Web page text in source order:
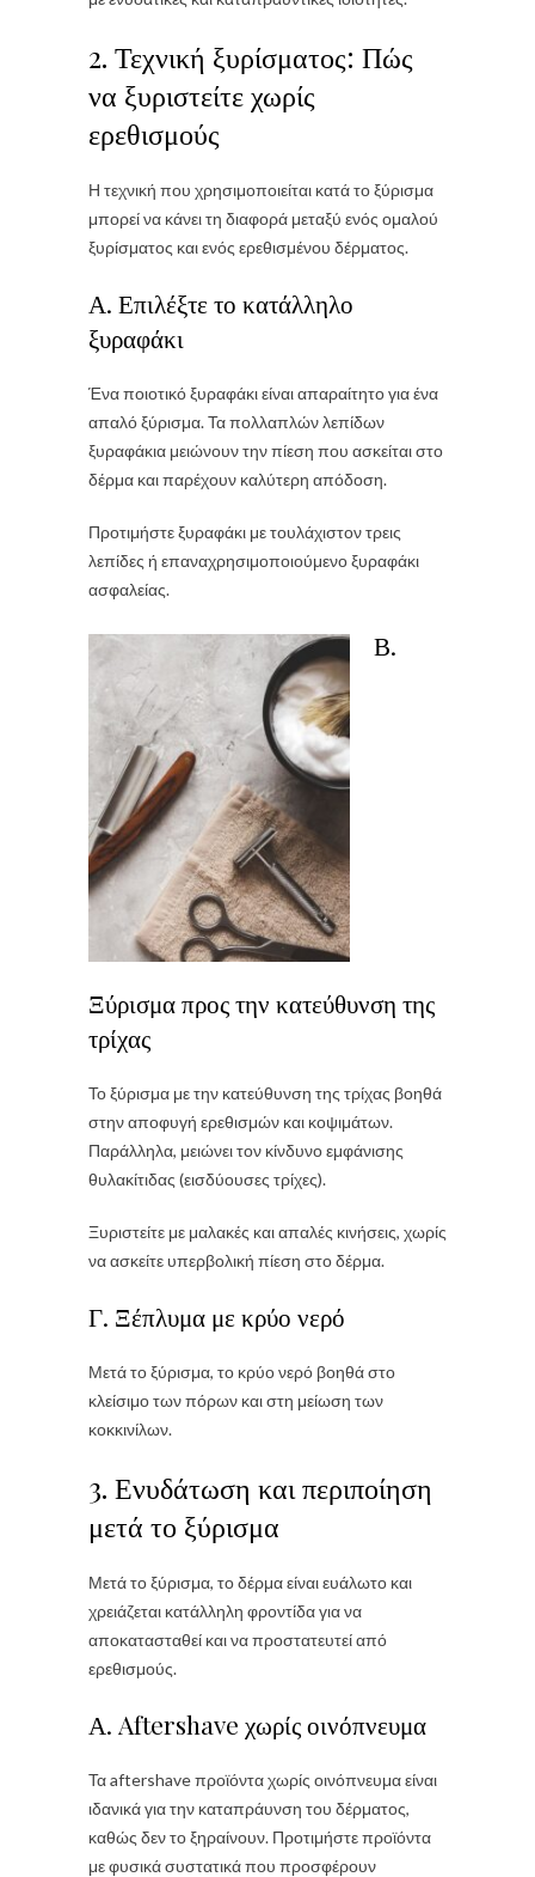
2. Τεχνική ξυρίσματος: Πώς
να ξυριστείτε χωρίς
ερεθισμούς
Η τεχνική που χρησιμοποιείται κατά το ξύρισμα
μπορεί να κάνει τη διαφορά μεταξύ ενός ομαλού
ξυρίσματος και ενός ερεθισμένου δέρματος.
Α. Επιλέξτε το κατάλληλο
ξυραφάκι
Ένα ποιοτικό ξυραφάκι είναι απαραίτητο για ένα
απαλό ξύρισμα. Τα πολλαπλών λεπίδων
ξυραφάκια μειώνουν την πίεση που ασκείται στο
δέρμα και παρέχουν καλύτερη απόδοση.
Προτιμήστε ξυραφάκι με τουλάχιστον τρεις
λεπίδες ή επαναχρησιμοποιούμενο ξυραφάκι
ασφαλείας.
Β.
Ξύρισμα προς την κατεύθυνση της
τρίχας
Το ξύρισμα με την κατεύθυνση της τρίχας βοηθά
στην αποφυγή ερεθισμών και κοψιμάτων.
Παράλληλα, μειώνει τον κίνδυνο εμφάνισης
θυλακίτιδας (εισδύουσες τρίχες).
Ξυριστείτε με μαλακές και απαλές κινήσεις, χωρίς
να ασκείτε υπερβολική πίεση στο δέρμα.
Γ. Ξέπλυμα με κρύο νερό
Μετά το ξύρισμα, το κρύο νερό βοηθά στο
κλείσιμο των πόρων και στη μείωση των
κοκκινίλων.
3. Ενυδάτωση και περιποίηση
μετά το ξύρισμα
Μετά το ξύρισμα, το δέρμα είναι ευάλωτο και
χρειάζεται κατάλληλη φροντίδα για να
αποκατασταθεί και να προστατευτεί από
ερεθισμούς.
Α. Aftershave χωρίς οινόπνευμα
Τα aftershave προϊόντα χωρίς οινόπνευμα είναι
ιδανικά για την καταπράυνση του δέρματος,
καθώς δεν το ξηραίνουν. Προτιμήστε προϊόντα
με φυσικά συστατικά που προσφέρουν